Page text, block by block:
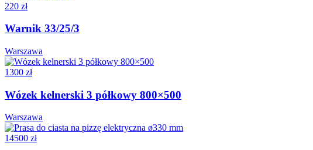
220 zł
Warnik 33/25/3
Warszawa
1300 zł
Wózek kelnerski 3 półkowy 800×500
Warszawa
14500 zł